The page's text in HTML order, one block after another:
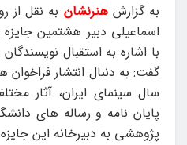
به گزارشهنرنشان به نقل از
اسماعیلی دبیر هشتمین
با اشاره به استقبال
گفت: به دنبال انتشار
سال سینمای ایران، آثار
پایان نامه و رساله های
پژوهشی به دبیرخانه این